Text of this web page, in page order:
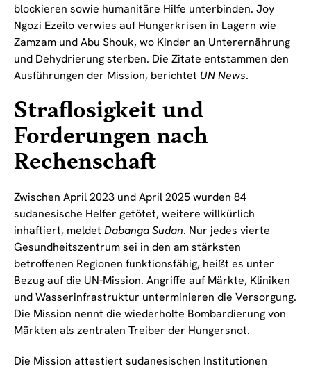
blockieren sowie humanitäre Hilfe unterbinden. Joy
Ngozi Ezeilo verwies auf Hungerkrisen in Lagern wie
Zamzam und Abu Shouk, wo Kinder an Unterernährung
und Dehydrierung sterben. Die Zitate entstammen den
Ausführungen der Mission, berichtet UN News.
Straflosigkeit und
Forderungen nach
Rechenschaft
Zwischen April 2023 und April 2025 wurden 84
sudanesische Helfer getötet, weitere willkürlich
inhaftiert, meldet Dabanga Sudan. Nur jedes vierte
Gesundheitszentrum sei in den am stärksten
betroffenen Regionen funktionsfähig, heißt es unter
Bezug auf die UN-Mission. Angriffe auf Märkte, Kliniken
und Wasserinfrastruktur unterminieren die Versorgung.
Die Mission nennt die wiederholte Bombardierung von
Märkten als zentralen Treiber der Hungersnot.
Die Mission attestiert sudanesischen Institutionen